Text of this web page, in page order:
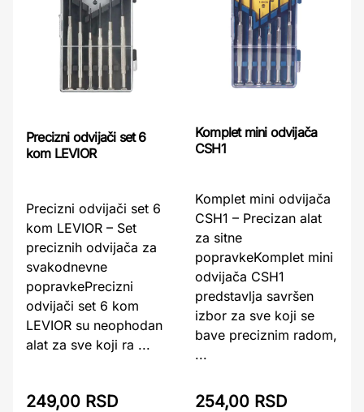
Precizni odvijači set 6
kom LEVIOR
Precizni odvijači set 6
kom LEVIOR – Set
preciznih odvijača za
svakodnevne
popravkePrecizni
odvijači set 6 kom
LEVIOR su neophodan
alat za sve koji ra ...
249,00 RSD
Komplet mini odvijača
CSH1
Komplet mini odvijača
CSH1 – Precizan alat
za sitne
popravkeKomplet mini
odvijača CSH1
predstavlja savršen
izbor za sve koji se
bave preciznim radom,
...
254,00 RSD